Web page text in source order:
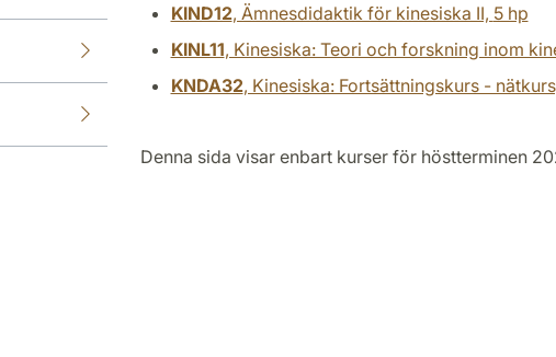
KIND12, Ämnesdidaktik för kinesiska II, 5 hp
KINL11, Kinesiska: Teori och forskning inom
KNDA32, Kinesiska: Fortsättningskurs -
Denna sida visar enbart kurser för höstterminen